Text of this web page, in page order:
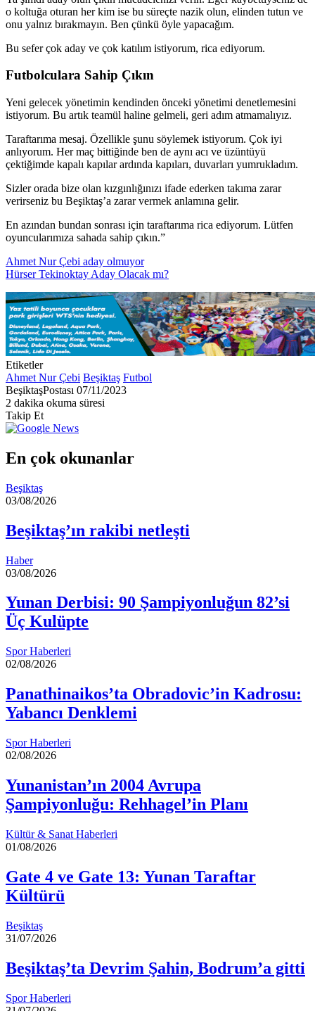
o koltuğa oturan her kim ise bu süreçte nazik olun, elinden tutun ve
onu yalnız bırakmayın. Ben çünkü öyle yapacağım.
Bu sefer çok aday ve çok katılım istiyorum, rica ediyorum.
Futbolculara Sahip Çıkın
Yeni gelecek yönetimin kendinden önceki yönetimi denetlemesini
istiyorum. Bu artık teamül haline gelmeli, geri adım atmamalıyız.
Taraftarıma mesaj. Özellikle şunu söylemek istiyorum. Çok iyi
anlıyorum. Her maç bittiğinde ben de aynı acı ve üzüntüyü
çektiğimde kapalı kapılar ardında kapıları, duvarları yumrukladım.
Sizler orada bize olan kızgınlığınızı ifade ederken takıma zarar
verirseniz bu Beşiktaş’a zarar vermek anlamına gelir.
En azından bundan sonrası için taraftarıma rica ediyorum. Lütfen
oyuncularımıza sahada sahip çıkın.”
Ahmet Nur Çebi aday olmuyor
Hürser Tekinoktay Aday Olacak mı?
Etiketler
Ahmet Nur Çebi Beşiktaş Futbol
BeşiktaşPostası Bir
e-
göndermek
07/11/2023
2 dakika okuma süresi
Takip Et
En çok okunanlar
Beşiktaş
03/08/2026
Beşiktaş’ın rakibi netleşti
Haber
03/08/2026
Yunan Derbisi: 90 Şampiyonluğun 82’si
Üç Kulüpte
Spor Haberleri
02/08/2026
Panathinaikos’ta Obradovic’in Kadrosu:
Yabancı Denklemi
Spor Haberleri
02/08/2026
Yunanistan’ın 2004 Avrupa
Şampiyonluğu: Rehhagel’in Planı
Kültür & Sanat Haberleri
01/08/2026
Gate 4 ve Gate 13: Yunan Taraftar
Kültürü
Beşiktaş
31/07/2026
Beşiktaş’ta Devrim Şahin, Bodrum’a gitti
Spor Haberleri